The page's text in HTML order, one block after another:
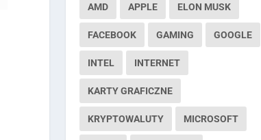
AMD APPLE ELON MUSK
FACEBOOK GAMING GOOGLE
INTEL INTERNET
KARTY GRAFICZNE
KRYPTOWALUTY MICROSOFT